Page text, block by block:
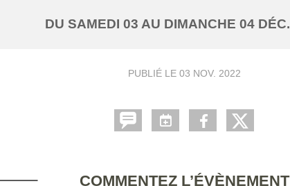
DU SAMEDI 03 AU DIMANCHE 04 DÉC.
PUBLIÉ LE 03 NOV. 2022
COMMENTEZ L’ÉVÈNEMENT